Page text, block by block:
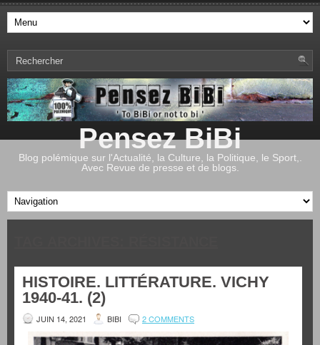
Pensez BiBi
Blog polémique sur l'Actualité, la Culture, la Politique, le Sport,.
Avec Revue de presse et de blogs.
HISTOIRE. LITTÉRATURE. VICHY
1940-41. (2)
JUIN 14, 2021 BIBI 2 COMMENTS